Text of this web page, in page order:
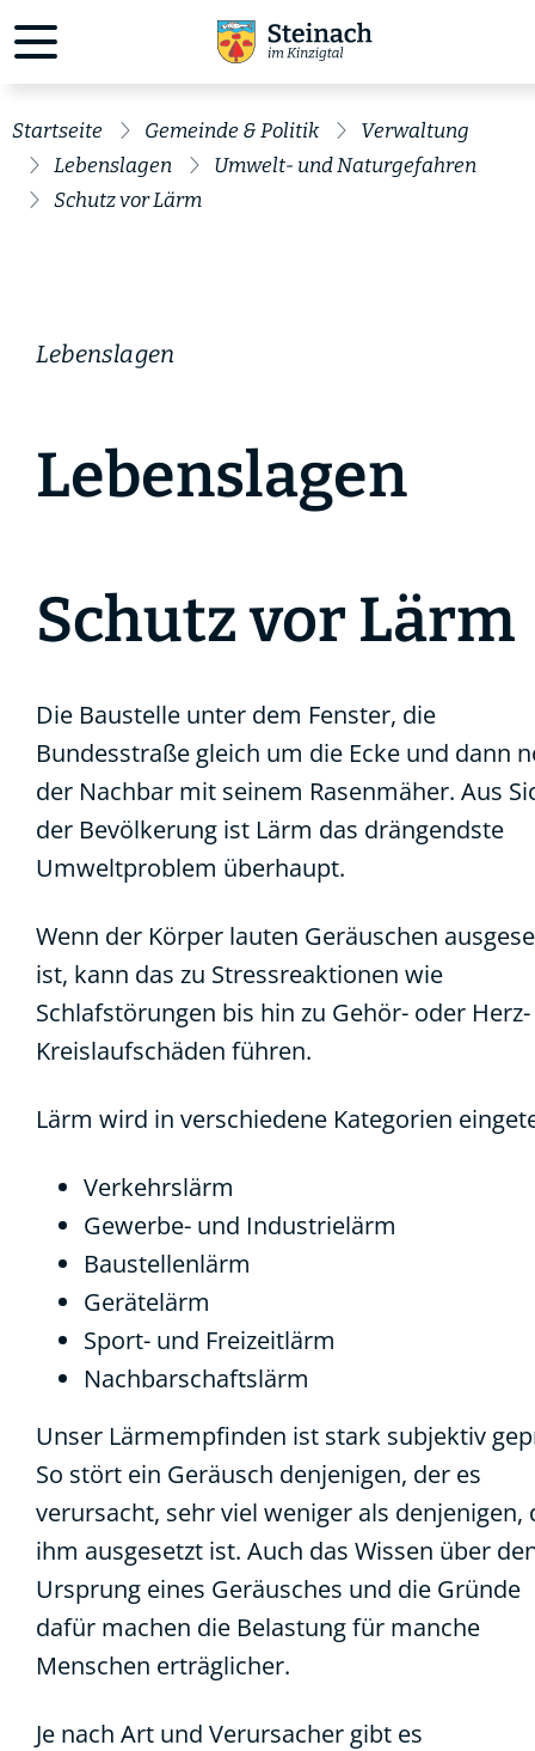
Startseite Gemeinde & Politik
Verwaltung
Lebenslagen
Umwelt- und Naturgefahren
Schutz vor Lärm
Lebenslagen
Lebenslagen
Schutz vor Lärm
Die Baustelle unter dem Fenster, die
Bundesstraße gleich um die Ecke und dann
der Nachbar mit seinem Rasenmäher. Aus
der Bevölkerung ist Lärm das drängendste
Umweltproblem überhaupt.
Wenn der Körper lauten Geräuschen
ist, kann das zu Stressreaktionen wie
Schlafstörungen bis hin zu Gehör- oder Herz-
Kreislaufschäden führen.
Lärm wird in verschiedene Kategorien
Verkehrslärm
Gewerbe- und Industrielärm
Baustellenlärm
Gerätelärm
Sport- und Freizeitlärm
Nachbarschaftslärm
Unser Lärmempfinden ist stark subjektiv
So stört ein Geräusch denjenigen, der es
verursacht, sehr viel weniger als denjenigen,
ihm ausgesetzt ist. Auch das Wissen über
Ursprung eines Geräusches und die Gründe
dafür machen die Belastung für manche
Menschen erträglicher.
Je nach Art und Verursacher gibt es